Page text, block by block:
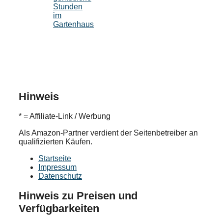
Stunden
im
Gartenhaus
Hinweis
* = Affiliate-Link / Werbung
Als Amazon-Partner verdient der Seitenbetreiber an
qualifizierten Käufen.
Startseite
Impressum
Datenschutz
Hinweis zu Preisen und
Verfügbarkeiten